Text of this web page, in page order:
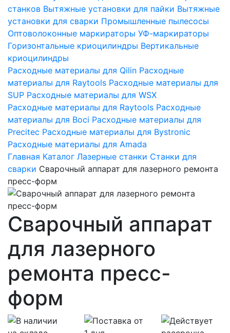
станков Вытяжные установки для пайки Вытяжные
установки для сварки Промышленные пылесосы
Оптоволоконные маркираторы УФ-маркираторы
Горизонтальные криоцилиндры Вертикальные
криоцилиндры
Расходные материалы для Qilin Расходные
материалы для Raytools Расходные материалы для
SUP Расходные материалы для WSX
Расходные материалы для Raytools Расходные
материалы для Boci Расходные материалы для
Precitec Расходные материалы для Bystronic
Расходные материалы для Amada
Главная Каталог Лазерные станки Станки для
сварки Сварочный аппарат для лазерного ремонта
пресс-форм
Сварочный аппарат
для лазерного
ремонта пресс-
форм